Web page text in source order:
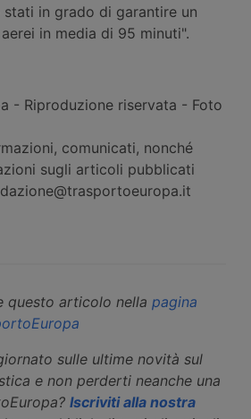
in grado di garantire un
in media di 95 minuti".
- Riproduzione riservata - Foto
comunicati, nonché
sugli articoli pubblicati
questo articolo nella pagina
sulle ultime novità sul
e non perderti neanche una
Iscriviti alla nostra